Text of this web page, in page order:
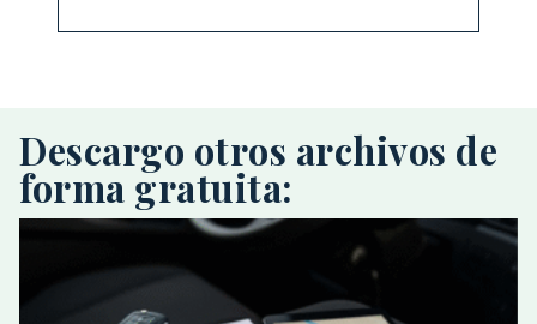
Descargo otros archivos de
forma gratuita: